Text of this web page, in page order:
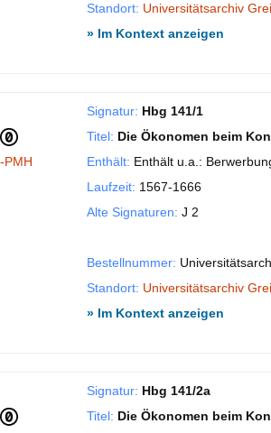
Standort: Universitätsarchiv
» Im Kontext anzeigen
PMH
Signatur: Hbg 141/1
Titel: Die Ökonomen beim
Enthält: Enthält u.a.:
Laufzeit: 1567-1666
Alte Signaturen: J 2
Bestellnummer:
Standort: Universitätsarchiv
» Im Kontext anzeigen
Signatur: Hbg 141/2a
Titel: Die Ökonomen beim